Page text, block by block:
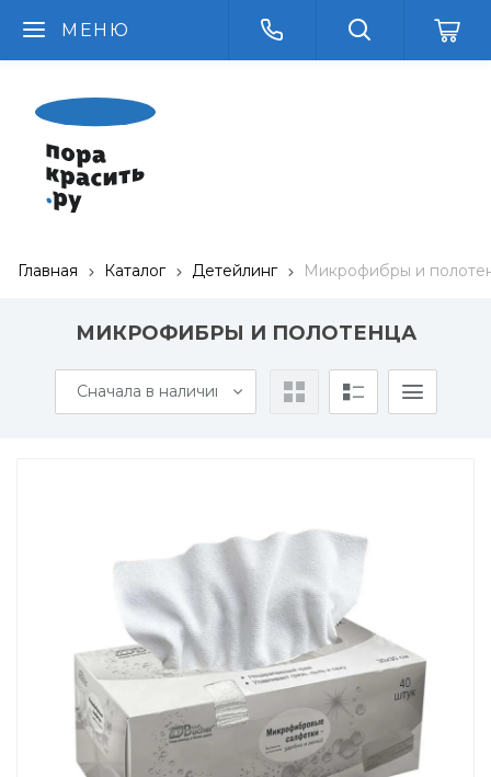
МЕНЮ
Главная Каталог Детейлинг Микрофибры и
МИКРОФИБРЫ И ПОЛОТЕНЦА
Сначала в наличии